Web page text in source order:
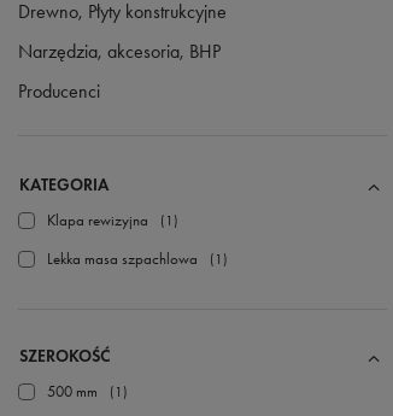
Drewno, Płyty konstrukcyjne
Narzędzia, akcesoria, BHP
Producenci
KATEGORIA
Klapa rewizyjna 1
Lekka masa szpachlowa 1
SZEROKOŚĆ
500 mm 1